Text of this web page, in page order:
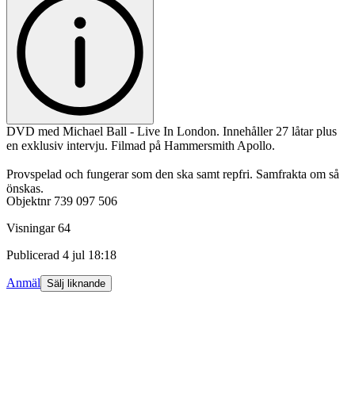
DVD med Michael Ball - Live In London. Innehåller 27 låtar plus
en exklusiv intervju. Filmad på Hammersmith Apollo.
Provspelad och fungerar som den ska samt repfri. Samfrakta om så
önskas.
Objektnr 739 097 506
Visningar 64
Publicerad 4 jul 18:18
Anmäl Sälj liknande